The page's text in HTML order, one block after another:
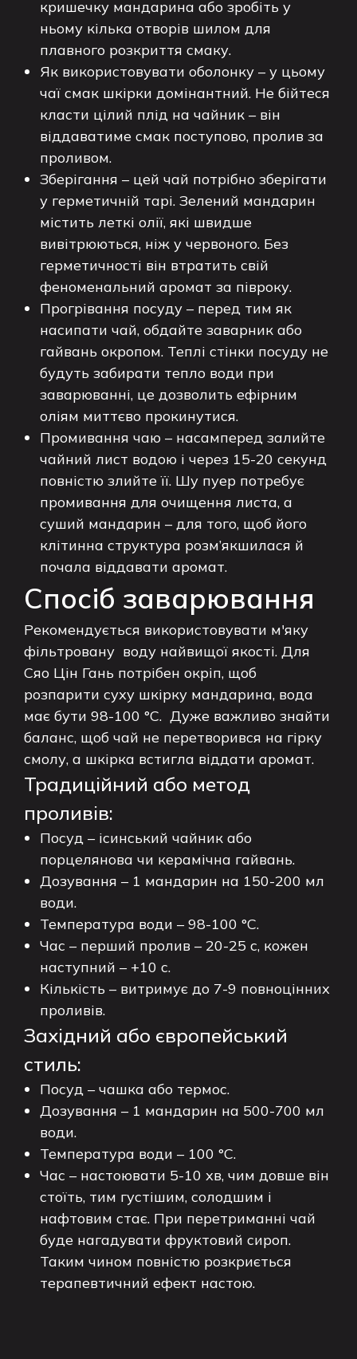
кришечку мандарина або зробіть у
ньому кілька отворів шилом для
плавного розкриття смаку.
Як використовувати оболонку – у цьому
чаї смак шкірки домінантний. Не бійтеся
класти цілий плід на чайник – він
віддаватиме смак поступово, пролив за
проливом.
Зберігання – цей чай потрібно зберігати
у герметичній тарі. Зелений мандарин
містить леткі олії, які швидше
вивітрюються, ніж у червоного. Без
герметичності він втратить свій
феноменальний аромат за півроку.
Прогрівання посуду – перед тим як
насипати чай, обдайте заварник або
гайвань окропом. Теплі стінки посуду не
будуть забирати тепло води при
заварюванні, це дозволить ефірним
оліям миттєво прокинутися.
Промивання чаю – насамперед залийте
чайний лист водою і через 15-20 секунд
повністю злийте її. Шу пуер потребує
промивання для очищення листа, а
суший мандарин – для того, щоб його
клітинна структура розм’якшилася й
почала віддавати аромат.
Спосіб заварювання
Рекомендується використовувати м'яку
фільтровану воду найвищої якості. Для
Сяо Цін Гань потрібен окріп, щоб
розпарити суху шкірку мандарина, вода
має бути 98-100 °C. Дуже важливо знайти
баланс, щоб чай не перетворився на гірку
смолу, а шкірка встигла віддати аромат.
Традиційний або метод
проливів:
Посуд – ісинський чайник або
порцелянова чи керамічна гайвань.
Дозування – 1 мандарин на 150-200 мл
води.
Температура води – 98-100 °C.
Час – перший пролив – 20-25 с, кожен
наступний – +10 с.
Кількість – витримує до 7-9 повноцінних
проливів.
Західний або європейський
стиль:
Посуд – чашка або термос.
Дозування – 1 мандарин на 500-700 мл
води.
Температура води – 100 °C.
Час – настоювати 5-10 хв, чим довше він
стоїть, тим густішим, солодшим і
нафтовим стає. При перетриманні чай
буде нагадувати фруктовий сироп.
Таким чином повністю розкриється
терапевтичний ефект настою.